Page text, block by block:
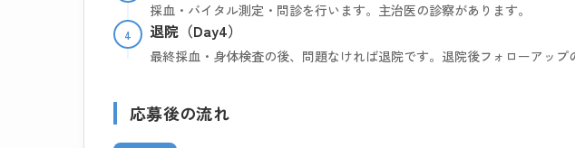
採血・バイタル測定・問診を行います。主治医の診察があります。
4 退院（Day4）
最終採血・身体検査の後、問題なければ退院です。退院後フォローアップ
応募後の流れ